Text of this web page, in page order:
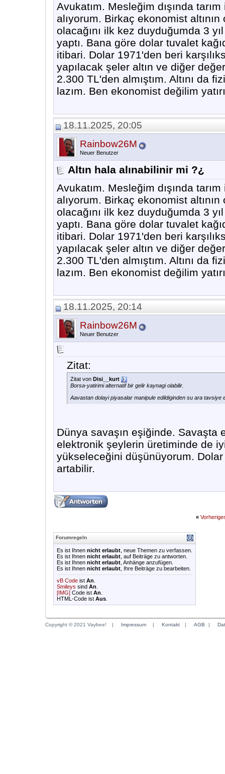
Avukatım. Mesleğim dışında
alıyorum. Birkaç ekonomist
olacağını ilk kez duyduğumda 3
yaptı. Bana göre dolar tuvalet
itibari. Dolar 1971'den beri
yapılacak şeler altın ve diğer
2.300 TL'den almıştım. Altını da
lazım. Ben ekonomist değilim
18.11.2025, 20:05
Rainbow26M
Neuer Benutzer
Altın hala alınabilinir mi ?¿
Avukatım. Mesleğim dışında
alıyorum. Birkaç ekonomist
olacağını ilk kez duyduğumda 3
yaptı. Bana göre dolar tuvalet
itibari. Dolar 1971'den beri
yapılacak şeler altın ve diğer
2.300 TL'den almıştım. Altını da
lazım. Ben ekonomist değilim
18.11.2025, 20:14
Rainbow26M
Neuer Benutzer
Zitat:
Zitat von Disi__kurt
Borsa-yatirimi alternatif bir gelir kaynagi olabilir.
Aavastan dolayi piyasalar manipule edildiginden su ara
Dünya savaşın eşiğinde. Savaşta
elektronik şeylerin üretiminde de
yükseleceğini düşünüyorum.
artabilir.
«
Forumregeln
Es ist Ihnen nicht erlaubt , neue Themen zu verfassen.
Es ist Ihnen nicht erlaubt , auf Beiträge zu antworten.
Es ist Ihnen nicht erlaubt , Anhänge anzufügen.
Es ist Ihnen nicht erlaubt , Ihre Beiträge zu bearbeiten.
vB Code ist An
Smileys sind An
[IMG] Code ist An
HTML-Code ist Aus
Copyright © 2021 Vaybee! | Impressum | Kontakt | AGB |